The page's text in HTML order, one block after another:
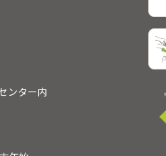
舞台袖にある不思議な玉
いうが、桜井は信じな
むが、舞台袖で浮き玉を
ンター内